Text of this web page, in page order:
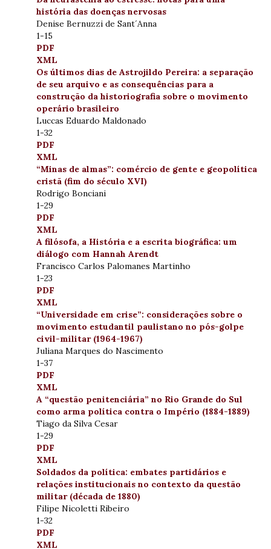
história das doenças nervosas
Denise Bernuzzi de Sant´Anna
1-15
PDF
XML
Os últimos dias de Astrojildo Pereira: a separação
de seu arquivo e as consequências para a
construção da historiografia sobre o movimento
operário brasileiro
Luccas Eduardo Maldonado
1-32
PDF
XML
“Minas de almas”: comércio de gente e geopolítica
cristã (fim do século XVI)
Rodrigo Bonciani
1-29
PDF
XML
A filósofa, a História e a escrita biográfica: um
diálogo com Hannah Arendt
Francisco Carlos Palomanes Martinho
1-23
PDF
XML
“Universidade em crise”: considerações sobre o
movimento estudantil paulistano no pós-golpe
civil-militar (1964-1967)
Juliana Marques do Nascimento
1-37
PDF
XML
A “questão penitenciária” no Rio Grande do Sul
como arma política contra o Império (1884-1889)
Tiago da Silva Cesar
1-29
PDF
XML
Soldados da política: embates partidários e
relações institucionais no contexto da questão
militar (década de 1880)
Filipe Nicoletti Ribeiro
1-32
PDF
XML